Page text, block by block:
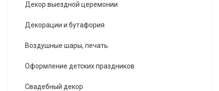
Декор выездной церемонии
Декорации и бутафория
Воздушные шары, печать
Оформление детских праздников
Свадебный декор